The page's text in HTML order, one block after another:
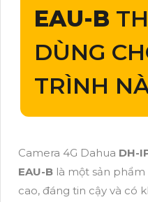
EAU-B
DÙNG
TRÌNH
Camera 4G Dahua DH-
EAU-B là một sản
cao, đáng tin cậy và có